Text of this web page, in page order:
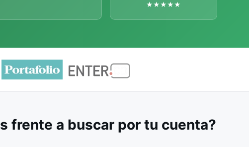
★★★★★
frente a buscar por tu cuenta?